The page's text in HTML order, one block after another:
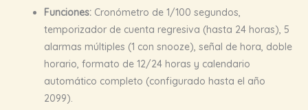
Funciones:Cronómetro de 1/100 segundos,
temporizador de cuenta regresiva (hasta 24 horas), 5
alarmas múltiples (1 con snooze), señal de hora, doble
horario, formato de 12/24 horas y calendario
automático completo (configurado hasta el año
2099).